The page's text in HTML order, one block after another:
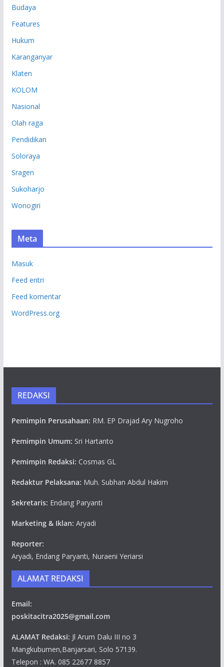
Budaya
Features
Hukum
Karanganyar
Klaten
KOLOM
Nasional
Olah raga
Pendidikan
Soloraya
Sragen
Sukoharjo
Wonogiri
Meta
Masuk
Feed entri
Feed komentar
WordPress.org
REDAKSI
Pemimpin Perusahaan: RM. EP Drajad Ary Nugroho
Pemimpin Umum: Sri Hartanto
Pemimpin Redaksi: Cosmas GL
Redaktur Pelaksana: Muh. Subhan Abdul Hakim
Sekretaris: Endang Paryanti
Marketing & Iklan: Aryadi
Reporter:
Aryadi, Endang Paryanti, Nuraeni Yeriarsi
ALAMAT REDAKSI
Email:
poskitacitra2025@gmail.com
ALAMAT Redaksi: Jl Arum Dalu III no 3
Mangkubumen,Banjarsari, Solo 57139.
Telepon : WA. 085 22677 8857